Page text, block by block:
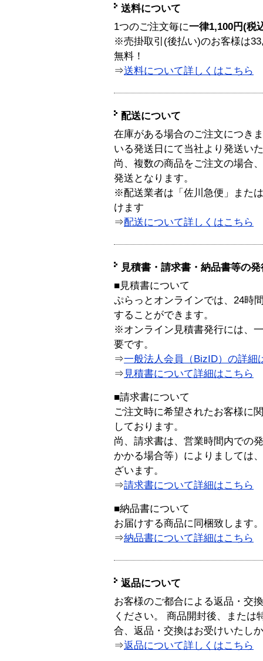
送料について
1つのご注文毎に一律1,100円(税
※売掛取引(後払い)のお客様は
無料！
⇒送料について詳しくはこちら
配送について
在庫がある場合のご注文につき
いる発送日にて当社より発送い
尚、複数の商品をご注文の場合
発送となります。
※配送業者は「佐川急便」また
けます
⇒配送について詳しくはこちら
見積書・請求書・納品書等の
■見積書について
ぷらっとオンラインでは、24時
することができます。
※オンライン見積書発行には、
要です。
⇒一般法人会員（BizID）の詳細
⇒ 見積書について詳細はこちら
■請求書について
ご注文時に希望されたお客様に
しております。
尚、請求書は、営業時間内での
かかる場合等）によりましては
ざいます。
⇒請求書について詳細はこちら
■納品書について
お届けする商品に同梱致します。
⇒納品書について詳細はこちら
返品について
お客様のご都合による返品・交
ください。 商品開封後、または
合、返品・交換はお受けいたし
⇒返品について詳しくはこちら